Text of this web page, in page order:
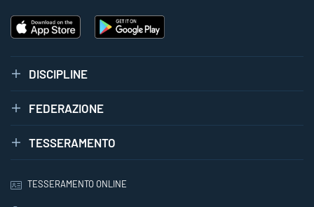
DISCIPLINE
FEDERAZIONE
TESSERAMENTO
TESSERAMENTO ONLINE